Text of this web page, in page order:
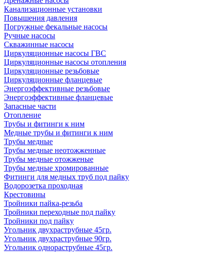
Канализационные установки
Повышения давления
Погружные фекальные насосы
Ручные насосы
Скважинные насосы
Циркуляционные насосы ГВС
Циркуляционные насосы отопления
Циркуляционные резьбовые
Циркуляционные фланцевые
Энергоэффективные резьбовые
Энергоэффективные фланцевые
Запасные части
Отопление
Трубы и фитинги к ним
Медные трубы и фитинги к ним
Трубы медные
Трубы медные неотожженные
Трубы медные отожженые
Трубы медные хромированные
Фитинги для медных труб под пайку
Водорозетка проходная
Крестовины
Тройники пайка-резьба
Тройники переходные под пайку
Тройники под пайку
Угольник двухраструбные 45гр.
Угольник двухраструбные 90гр.
Угольник однораструбные 45гр.